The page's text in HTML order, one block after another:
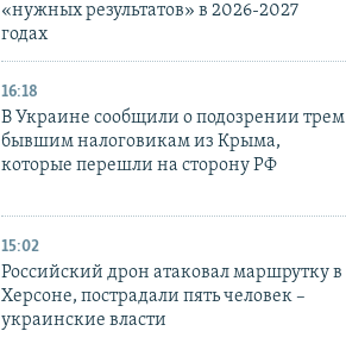
«нужных результатов» в 2026-2027
годах
16:18
В Украине сообщили о подозрении трем
бывшим налоговикам из Крыма,
которые перешли на сторону РФ
15:02
Российский дрон атаковал маршрутку в
Херсоне, пострадали пять человек –
украинские власти